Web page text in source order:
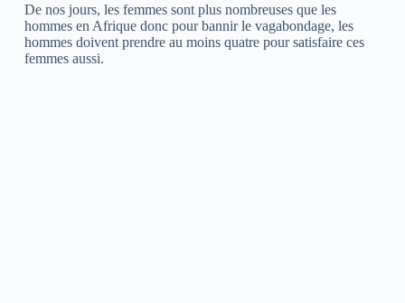
De nos jours, les femmes sont plus nombreuses que les
hommes en Afrique donc pour bannir le vagabondage, les
hommes doivent prendre au moins quatre pour satisfaire ces
femmes aussi.